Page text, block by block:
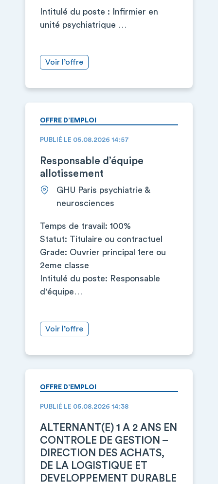
Intitulé du poste : Infirmier en
unité psychiatrique …
Voir l’offre
OFFRE D’EMPLOI
PUBLIÉ LE 05.08.2026 14:57
Responsable d’équipe
allotissement
GHU Paris psychiatrie &
neurosciences
Temps de travail: 100%
Statut: Titulaire ou contractuel
Grade: Ouvrier principal 1ere ou
2eme classe
Intitulé du poste: Responsable
d'équipe…
Voir l’offre
OFFRE D’EMPLOI
PUBLIÉ LE 05.08.2026 14:38
ALTERNANT(E) 1 A 2 ANS EN
CONTROLE DE GESTION –
DIRECTION DES ACHATS,
DE LA LOGISTIQUE ET
DEVELOPPEMENT DURABLE